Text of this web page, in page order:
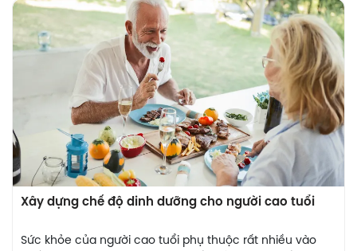
Xây dựng chế độ dinh dưỡng cho người cao tuổi
Sức khỏe của người cao tuổi phụ thuộc rất nhiều vào